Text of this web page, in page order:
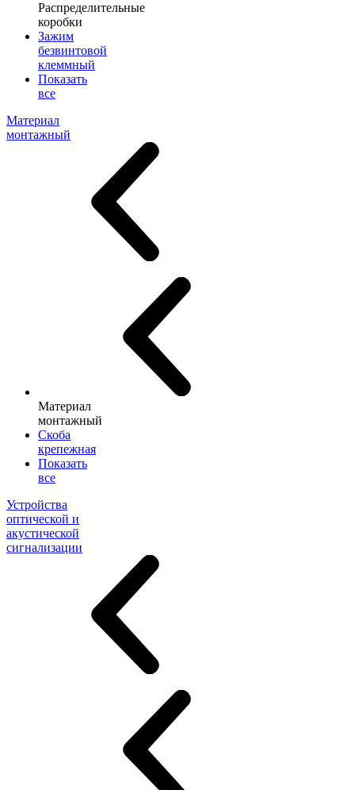
Распределительные
коробки
Зажим
безвинтовой
клеммный
Показать
все
Материал
монтажный
Материал
монтажный
Скоба
крепежная
Показать
все
Устройства
оптической и
акустической
сигнализации